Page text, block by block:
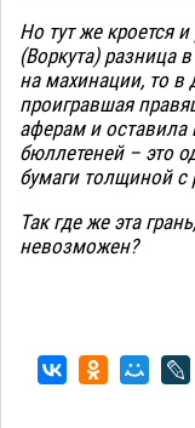
Но тут же кроется
(Воркута) разница
на махинации, то в
проигравшая
аферам и оставила
бюллетеней – это
бумаги толщиной с
Так где же эта
невозможен?